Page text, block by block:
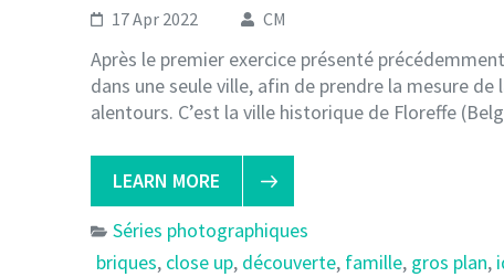
17 Apr 2022 CM
Après le premier exercice présenté
dans une seule ville, afin de prendre la mesure
alentours. C’est la ville historique de Floreffe
LEARN MORE
Séries photographiques
briques, close up, découverte, famille, gros plan,